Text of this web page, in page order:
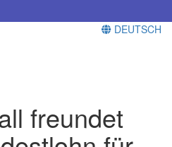
DEUTSCH
freundet